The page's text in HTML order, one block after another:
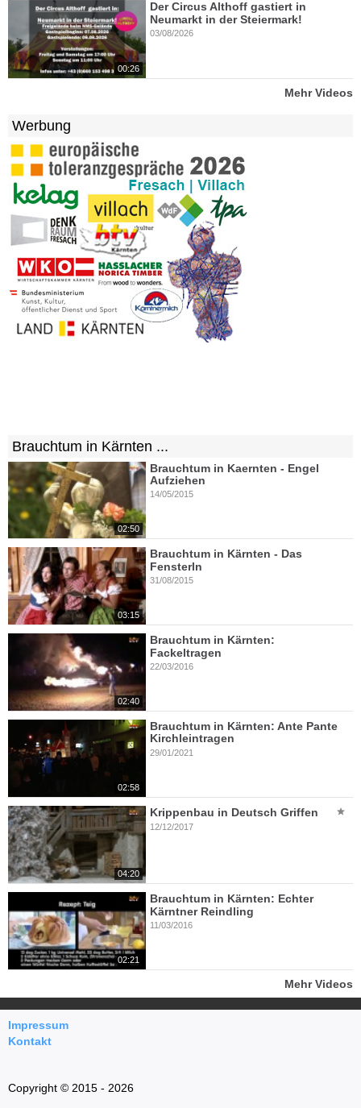
00:26
Der Circus Althoff gastiert in
Neumarkt in der Steiermark!
03/08/2026
Mehr Videos
Werbung
Brauchtum in Kärnten ...
02:50
Brauchtum in Kaernten - Engel
Aufziehen
14/05/2015
03:15
Brauchtum in Kärnten - Das
Fensterln
31/08/2015
02:40
Brauchtum in Kärnten:
Fackeltragen
22/03/2016
02:58
Brauchtum in Kärnten: Ante Pante
Kirchleintragen
29/01/2021
04:20
Krippenbau in Deutsch Griffen
12/12/2017
02:21
Brauchtum in Kärnten: Echter
Kärntner Reindling
11/03/2016
Mehr Videos
Impressum
Kontakt
Copyright © 2015 - 2026